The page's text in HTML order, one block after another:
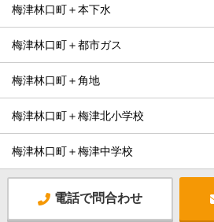
梅津林口町＋本下水
梅津林口町＋都市ガス
梅津林口町＋角地
梅津林口町＋梅津北小学校
梅津林口町＋梅津中学校
電話で問合わせ